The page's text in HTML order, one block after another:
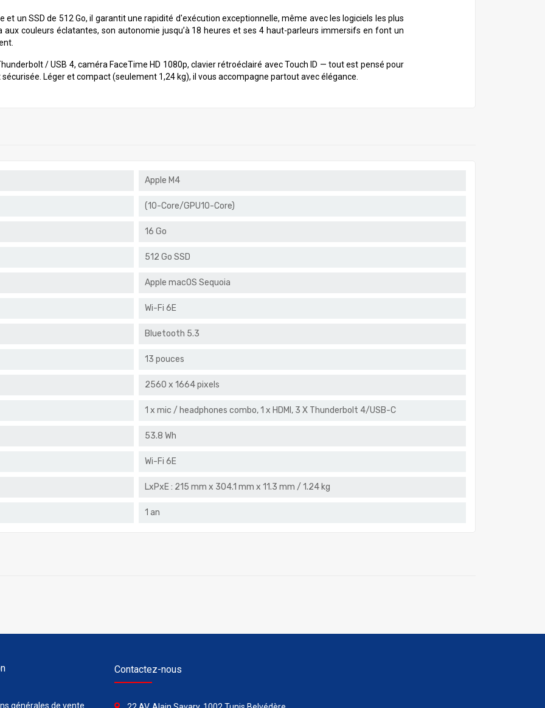
et un SSD de 512 Go, il garantit une rapidité d'exécution exceptionnelle, même avec les logiciels les plus
aux couleurs éclatantes, son autonomie jusqu’à 18 heures et ses 4 haut-parleurs immersifs en font un
/ USB 4, caméra FaceTime HD 1080p, clavier rétroéclairé avec Touch ID — tout est pensé pour
Léger et compact (seulement 1,24 kg), il vous accompagne partout avec élégance.
Apple M4
(10-Core/GPU10-Core)
16 Go
512 Go SSD
Apple macOS Sequoia
Wi-Fi 6E
Bluetooth 5.3
13 pouces
2560 x 1664 pixels
1 x mic / headphones combo, 1 x HDMI, 3 X Thunderbolt 4/USB-C
53.8 Wh
Wi-Fi 6E
LxPxE : 215 mm x 304.1 mm x 11.3 mm / 1.24 kg
1 an
générales de vente
Contactez-nous